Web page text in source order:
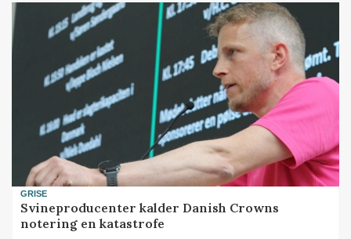
GRISE
Svineproducenter kalder Danish Crowns
notering en katastrofe